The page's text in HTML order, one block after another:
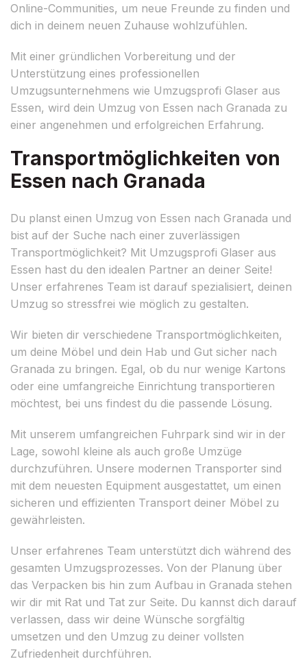
Online-Communities, um neue Freunde zu finden und
dich in deinem neuen Zuhause wohlzufühlen.
Mit einer gründlichen Vorbereitung und der
Unterstützung eines professionellen
Umzugsunternehmens wie Umzugsprofi Glaser aus
Essen, wird dein Umzug von Essen nach Granada zu
einer angenehmen und erfolgreichen Erfahrung.
Transportmöglichkeiten von
Essen nach Granada
Du planst einen Umzug von Essen nach Granada und
bist auf der Suche nach einer zuverlässigen
Transportmöglichkeit? Mit Umzugsprofi Glaser aus
Essen hast du den idealen Partner an deiner Seite!
Unser erfahrenes Team ist darauf spezialisiert, deinen
Umzug so stressfrei wie möglich zu gestalten.
Wir bieten dir verschiedene Transportmöglichkeiten,
um deine Möbel und dein Hab und Gut sicher nach
Granada zu bringen. Egal, ob du nur wenige Kartons
oder eine umfangreiche Einrichtung transportieren
möchtest, bei uns findest du die passende Lösung.
Mit unserem umfangreichen Fuhrpark sind wir in der
Lage, sowohl kleine als auch große Umzüge
durchzuführen. Unsere modernen Transporter sind
mit dem neuesten Equipment ausgestattet, um einen
sicheren und effizienten Transport deiner Möbel zu
gewährleisten.
Unser erfahrenes Team unterstützt dich während des
gesamten Umzugsprozesses. Von der Planung über
das Verpacken bis hin zum Aufbau in Granada stehen
wir dir mit Rat und Tat zur Seite. Du kannst dich darauf
verlassen, dass wir deine Wünsche sorgfältig
umsetzen und den Umzug zu deiner vollsten
Zufriedenheit durchführen.